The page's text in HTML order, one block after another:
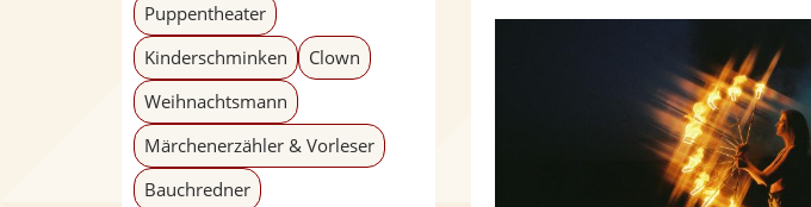
Puppentheater
Kinderschminken
Clown
Weihnachtsmann
Märchenerzähler & Vorleser
Bauchredner